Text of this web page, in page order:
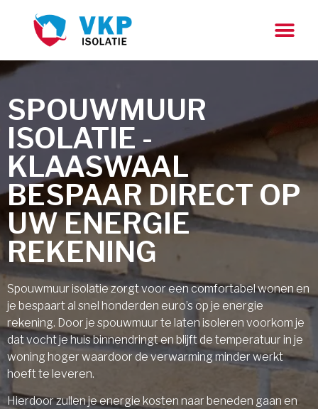
SPOUWMUUR
ISOLATIE -
KLAASWAAL
BESPAAR DIRECT OP
UW ENERGIE
REKENING
Spouwmuur isolatie zorgt voor een comfortabel wonen en
je bespaart al snel honderden euro’s op je energie
rekening. Door je spouwmuur te laten isoleren voorkom je
dat vocht je huis binnendringt en blijft de temperatuur in je
woning hoger waardoor de verwarming minder werkt
hoeft te leveren.
Hierdoor zullen je energie kosten naar beneden gaan en